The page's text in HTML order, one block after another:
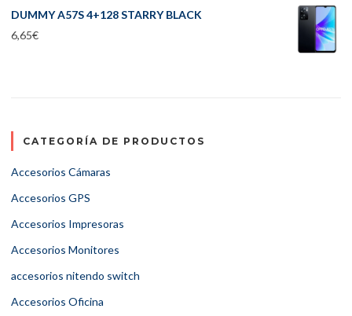
DUMMY A57S 4+128 STARRY BLACK
6,65€
CATEGORÍA DE PRODUCTOS
Accesorios Cámaras
Accesorios GPS
Accesorios Impresoras
Accesorios Monitores
accesorios nitendo switch
Accesorios Oficina